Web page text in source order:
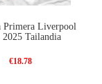
Primera Liverpool
2025 Tailandia
€18.78